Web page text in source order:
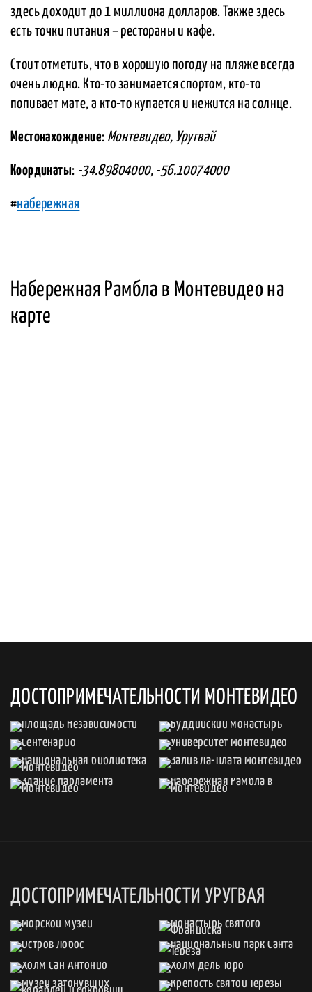
здесь доходит до 1 миллиона долларов. Также здесь
есть точки питания – рестораны и кафе.
Стоит отметить, что в хорошую погоду на пляже всегда
очень людно. Кто-то занимается спортом, кто-то
попивает мате, а кто-то купается и нежится на солнце.
Местонахождение: Монтевидео, Уругвай
Координаты: -34.89804000, -56.10074000
#набережная
Набережная Рамбла в Монтевидео на
карте
ДОСТОПРИМЕЧАТЕЛЬНОСТИ МОНТЕВИДЕО
ДОСТОПРИМЕЧАТЕЛЬНОСТИ УРУГВАЯ